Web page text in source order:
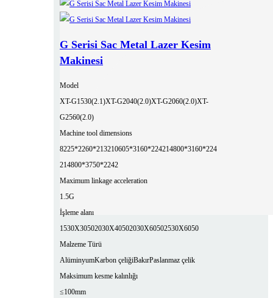
G Serisi Sac Metal Lazer Kesim
Makinesi
Model
XT-G1530(2.1)XT-G2040(2.0)XT-G2060(2.0)XT-
G2560(2.0)
Machine tool dimensions
8225*2260*213210605*3160*224214800*3160*224
214800*3750*2242
Maximum linkage acceleration
1.5G
İşleme alanı
1530X30502030X40502030X60502530X6050
Malzeme Türü
AlüminyumKarbon çeliğiBakırPaslanmaz çelik
Maksimum kesme kalınlığı
≤100mm